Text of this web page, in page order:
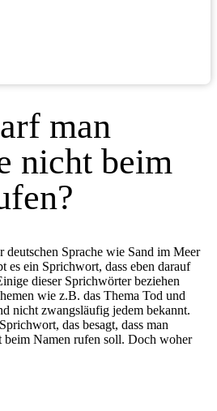
man
nicht beim
deutschen Sprache wie Sand im Meer
es ein Sprichwort, dass eben darauf
dieser Sprichwörter beziehen
wie z.B. das Thema Tod und
nicht zwangsläufig jedem bekannt.
das besagt, dass man
beim Namen rufen soll. Doch woher